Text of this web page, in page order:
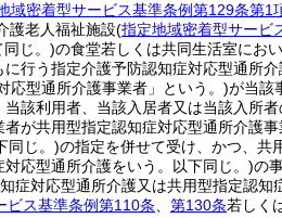
域密着型サービス基準条例第129条第1
護老人福祉施設(指定地域密着型サービ
同じ。)の食堂若しくは共同生活室にお
行う指定介護予防認知症対応型通所介
応型通所介護事業者」という。)が当該
該利用者、当該入居者又は当該入所
が共用型指定認知症対応型通所介護事
同じ。)の指定を併せて受け、かつ、共
応型通所介護をいう。以下同じ。)の
対応型通所介護又は共用型指定認知
ビス基準条例第110条 第130条若しく